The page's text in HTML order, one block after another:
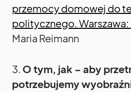
przemocy domowej do
politycznego. Warszawa:
Maria Reimann
3. O tym, jak – aby
potrzebujemy